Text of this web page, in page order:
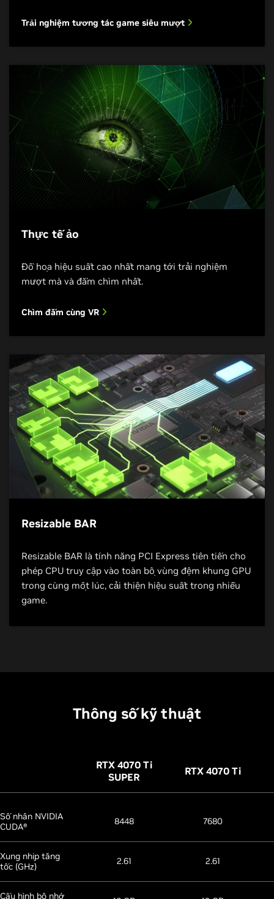
Trải nghiệm tương tác game siêu mượt
Thực tế ảo
Đồ họa hiệu suất cao nhất mang tới trải nghiệm
mượt mà và đắm chìm nhất.
Chìm đắm cùng VR
Resizable BAR
Resizable BAR là tính năng PCI Express tiên tiến cho
phép CPU truy cập vào toàn bộ vùng đệm khung GPU
trong cùng một lúc, cải thiện hiệu suất trong nhiều
game.
Thông số kỹ thuật
RTX 4070 Ti
SUPER
RTX 4070 Ti
Số nhân NVIDIA
CUDA®
8448 7680
Xung nhịp tăng
tốc (GHz)
2.61 2.61
Cấu hình bộ nhớ